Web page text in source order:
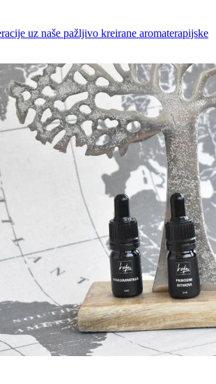
uz naše pažljivo kreirane aromaterapijske